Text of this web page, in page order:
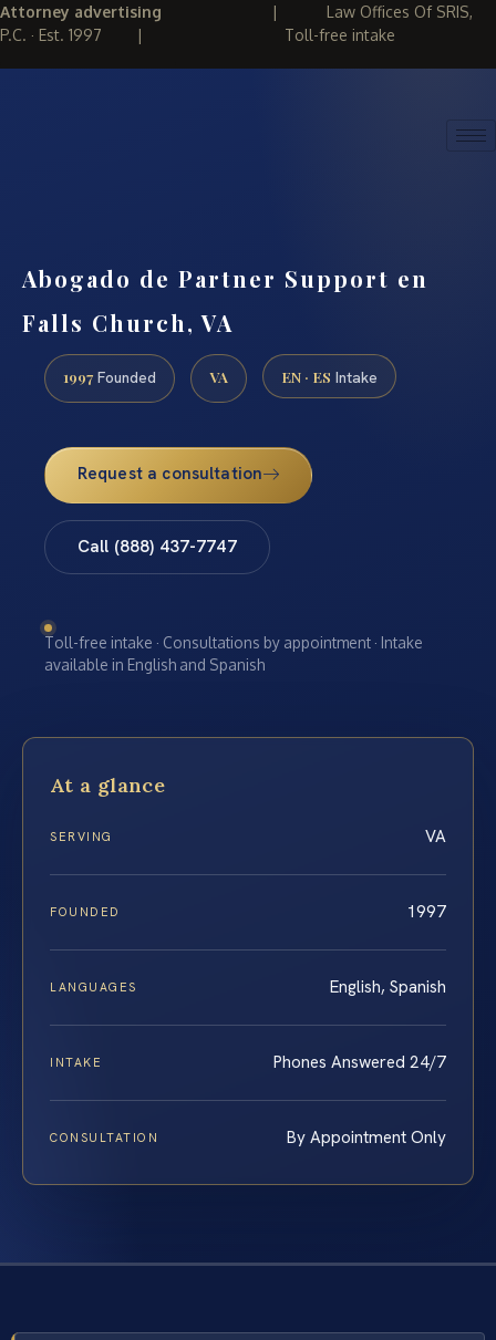
Attorney advertising | Law Offices Of SRIS,
P.C. · Est. 1997 | Toll-free intake
Abogado de Partner Support en
Falls Church, VA
1997 Founded VA EN · ES Intake
Request a consultation
Call (888) 437-7747
Toll-free intake · Consultations by appointment · Intake
available in English and Spanish
At a glance
SERVING VA
FOUNDED 1997
LANGUAGES English, Spanish
INTAKE Phones Answered 24/7
CONSULTATION By Appointment Only